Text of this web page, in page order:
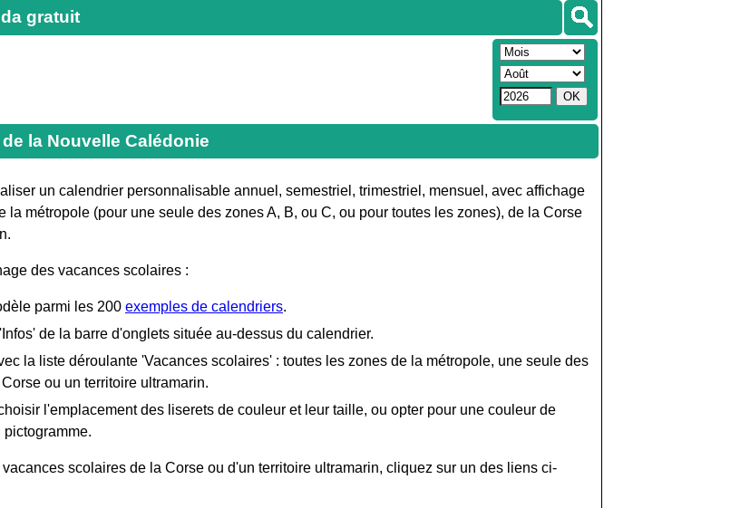
gratuit
la Nouvelle Calédonie
un calendrier personnalisable annuel, semestriel, trimestriel, mensuel, avec affichage
la métropole (pour une seule des zones A, B, ou C, ou pour toutes les zones), de la Corse
des vacances scolaires :
parmi les 200 exemples de calendriers.
de la barre d'onglets située au-dessus du calendrier.
la liste déroulante 'Vacances scolaires' : toutes les zones de la métropole, une seule des
ou un territoire ultramarin.
l'emplacement des liserets de couleur et leur taille, ou opter pour une couleur de
pictogramme.
scolaires de la Corse ou d'un territoire ultramarin, cliquez sur un des liens ci-